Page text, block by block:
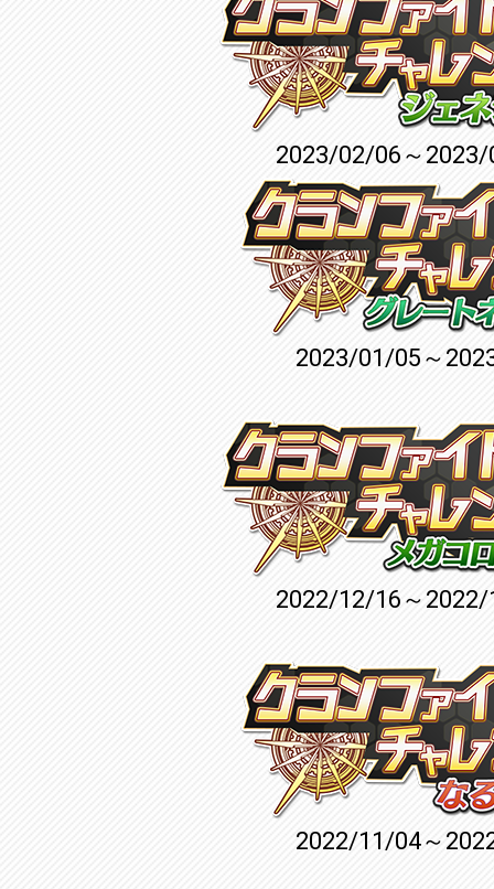
2023/02/06～
2023/01/05～
2022/12/16～
2022/11/04～